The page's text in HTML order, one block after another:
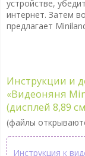
устройстве,
интернет. Затем
предлагает
Инструкции и
«Видеоняня
(дисплей 8,89
(файлы
Инструкция к